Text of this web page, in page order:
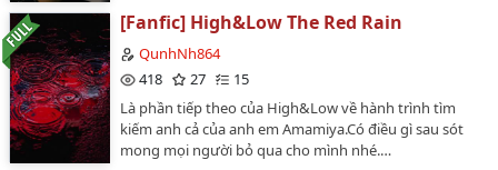
[Fanfic] High&Low The Red Rain
QunhNh864
418
27
15
Là phần tiếp theo của High&Low về hành trình tìm
kiếm anh cả của anh em Amamiya.Có điều gì sau sót
mong mọi người bỏ qua cho mình nhé.…